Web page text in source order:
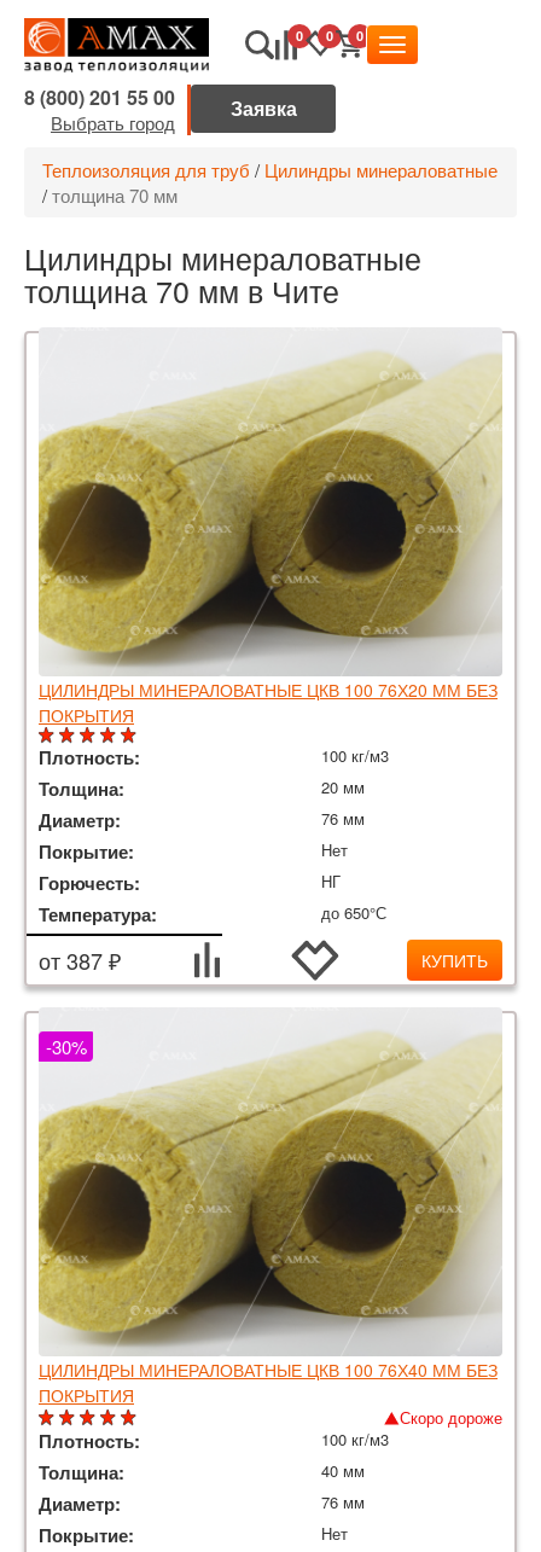
0 0 0
8 (800) 201 55 00
Выбрать город
Теплоизоляция для труб / Цилиндры минераловатные
/толщина 70 мм
Цилиндры минераловатные
толщина 70 мм в Чите
ЦИЛИНДРЫ МИНЕРАЛОВАТНЫЕ ЦКВ 100 76Х20 ММ БЕЗ
ПОКРЫТИЯ
Плотность: 100 кг/м3
Толщина: 20 мм
Диаметр: 76 мм
Покрытие: Нет
Горючесть: НГ
Температура: до 650°С
от 387 ₽ КУПИТЬ
ЦИЛИНДРЫ МИНЕРАЛОВАТНЫЕ ЦКВ 100 76Х40 ММ БЕЗ
ПОКРЫТИЯ
-30%
Скоро дороже
Плотность: 100 кг/м3
Толщина: 40 мм
Диаметр: 76 мм
Покрытие: Нет